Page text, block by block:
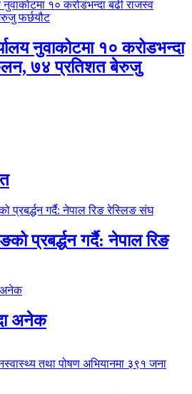
नुवाकोटमा १० करोडभन्दा
७४ प्रतिशत बेरुजु
प्रबर्द्धन गर्दै: नेपाल रिङ
अनेक